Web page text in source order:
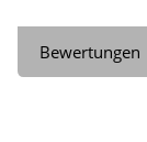
Bewertungen